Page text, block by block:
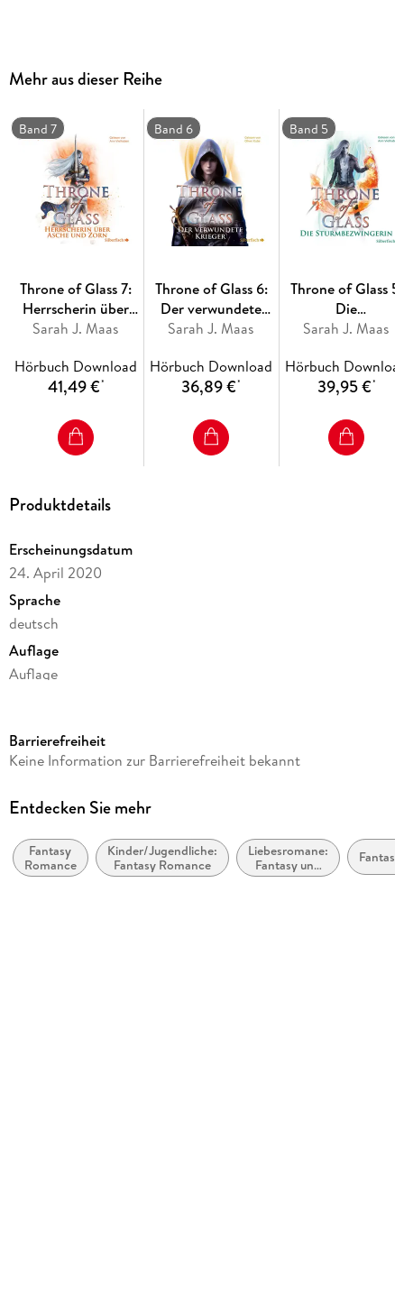
-- Vorgeschichte: Celaenas Geschichte. Novella 1 5
-- Band 2: Kriegerin im Schatten
-- Band 3: Erbin des Feuers
-- Band 4: Königin der Finsternis
-- Band 5: Die Sturmbezwingerin
-- Band 6: Der verwundete Krieger
-- Band 7: Herrscherin über Asche und Zorn
Die Reihe ist abgeschlossen. //
Mehr aus dieser Reihe
Band 7
Throne of Glass 7:
Herrscherin über
Asche und Zorn
Sarah J. Maas
Hörbuch Download
41,49 €*
Band 6
Throne of Glass 6:
Der verwundete
Krieger
Sarah J. Maas
Hörbuch Download
36,89 €*
Band 5
Throne of Glass 5:
Die
Sturmbezwingerin
Sarah J. Maas
Hörbuch
39,95 €*
Produktdetails
Erscheinungsdatum
24. April 2020
Sprache
deutsch
Auflage
Auflage
Dateigröße
Laufzeit
Altersempfehlung
ab 16 Jahre
Barrierefreiheit
Keine Information zur Barrierefreiheit bekannt
Entdecken Sie mehr
Fantasy
Romance
Kinder/Jugendliche:
Fantasy Romance
Liebesromane:
Fantasy und
paranormal